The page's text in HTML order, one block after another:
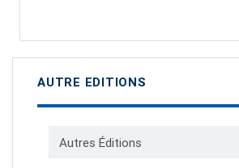
AUTRE EDITIONS
Autres Éditions